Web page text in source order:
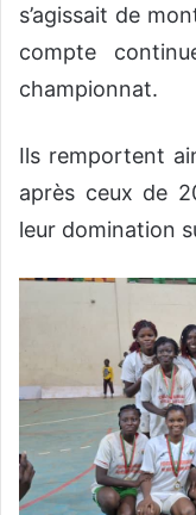
s’agissait de
compte
championnat.
Ils remportent
après ceux de
leur domination